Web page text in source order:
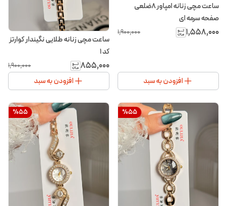
ساعت مچی زنانه امپاور ۸ضلعی
صفحه سرمه ای
۱٬۵۵۸٬۰۰۰ ۱٬۹۰۰٬۰۰۰
افزودن به سبد
ساعت مچی زنانه طلایی نگیندار کوارتز
کد ۱
۸۵۵٬۰۰۰ ۱٬۹۰۰٬۰۰۰
افزودن به سبد
%55
%55